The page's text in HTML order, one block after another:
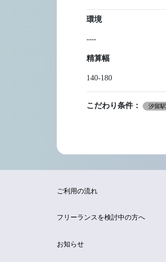
環境
----
精算幅
140-180
こだわり条件： 汐留駅
ご利用の流れ
フリーランスを検討中の方へ
お知らせ